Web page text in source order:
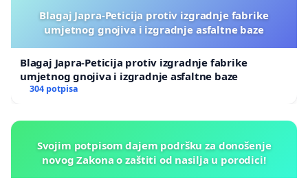
Blagaj Japra-Peticija protiv izgradnje fabrike
umjetnog gnojiva i izgradnje asfaltne baze
Blagaj Japra-Peticija protiv izgradnje fabrike
umjetnog gnojiva i izgradnje asfaltne baze
304 potpisa
Svojim potpisom dajem podršku za donošenje
novog Zakona o zaštiti od nasilja u porodici!